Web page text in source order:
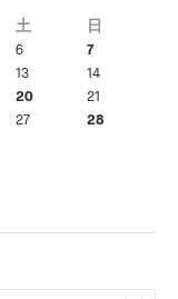
土 日
6
7
13
14
20
21
27
28